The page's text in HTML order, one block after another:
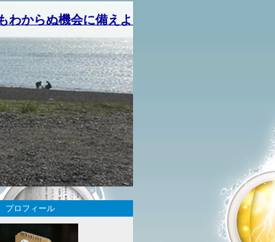
わからぬ機会に備えよ 』
プロフィール